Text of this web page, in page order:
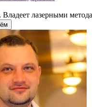
Владеет лазерными